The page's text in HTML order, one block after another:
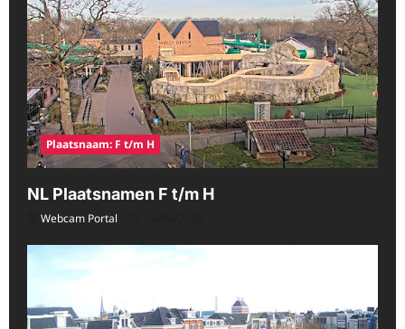
Plaatsnaam: F t/m H
NL Plaatsnamen F t/m H
Webcam Portal